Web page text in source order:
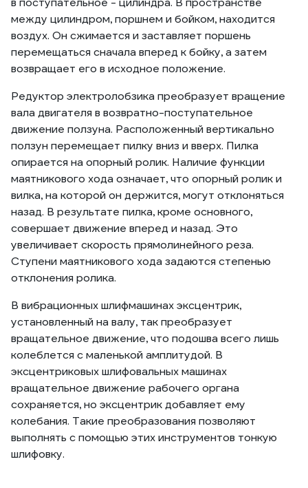
между цилиндром, поршнем и бойком, находится
воздух. Он сжимается и заставляет поршень
перемещаться сначала вперед к бойку, а затем
возвращает его в исходное положение.
Редуктор электролобзика преобразует вращение
вала двигателя в возвратно-поступательное
движение ползуна. Расположенный вертикально
ползун перемещает пилку вниз и вверх. Пилка
опирается на опорный ролик. Наличие функции
маятникового хода означает, что опорный ролик и
вилка, на которой он держится, могут отклоняться
назад. В результате пилка, кроме основного,
совершает движение вперед и назад. Это
увеличивает скорость прямолинейного реза.
Ступени маятникового хода задаются степенью
отклонения ролика.
В вибрационных шлифмашинах эксцентрик,
установленный на валу, так преобразует
вращательное движение, что подошва всего лишь
колеблется с маленькой амплитудой. В
эксцентриковых шлифовальных машинах
вращательное движение рабочего органа
сохраняется, но эксцентрик добавляет ему
колебания. Такие преобразования позволяют
выполнять с помощью этих инструментов тонкую
шлифовку.